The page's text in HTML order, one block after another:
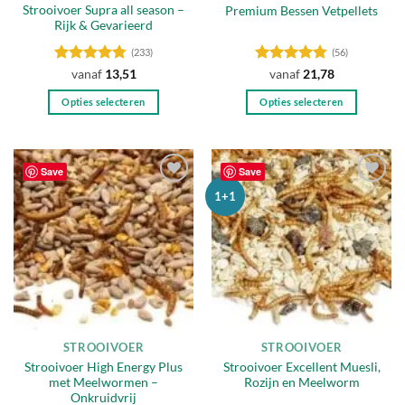
Strooivoer Supra all season –
Rijk & Gevarieerd
Gewaardeerd
4.78uit 5
(233)
vanaf 13,51
Opties selecteren
heeft
meerdere
variaties.
Deze
optie
kan
gekozen
worden
op
productpagina
Premium Bessen Vetpellets
Gewaardeerd
4.75uit 5
(56)
vanaf 21,78
Opties selecteren
heeft
meerdere
variaties.
Deze
optie
kan
gekozen
worden
op
productpagina
Save
Toevoegen
aan
verlanglijst
STROOIVOER
Strooivoer High Energy Plus
met Meelwormen –
Onkruidvrij
Save
1+1
Toevoegen
aan
verlanglijst
STROOIVOER
Strooivoer Excellent Muesli,
Rozijn en Meelworm